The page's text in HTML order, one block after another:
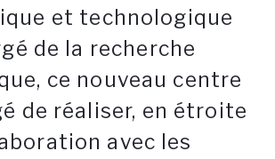
et technologique
de la recherche
ce nouveau centre
de réaliser, en étroite
avec les